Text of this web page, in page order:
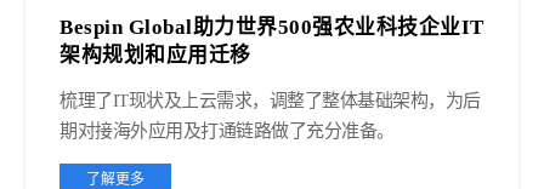
Bespin Global助力世界500强农业科技企业IT
架构规划和应用迁移
梳理了IT现状及上云需求，调整了整体基础架构，为后
期对接海外应用及打通链路做了充分准备。
了解更多